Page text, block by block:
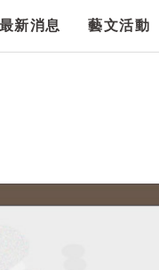
最新消息 藝文活動